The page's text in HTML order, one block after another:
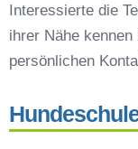
Interessierte die
ihrer Nähe
persönlichen